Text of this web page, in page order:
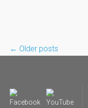
Posts
← Older posts